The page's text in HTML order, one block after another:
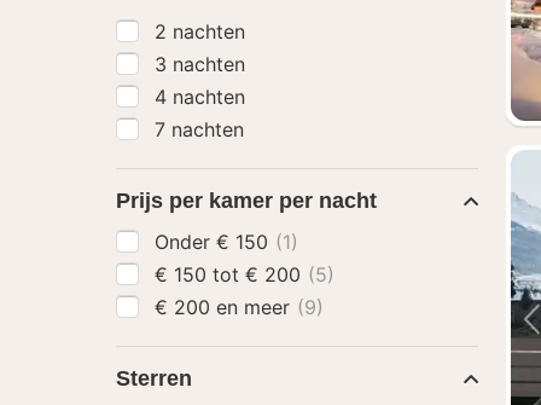
2 nachten
3 nachten
4 nachten
7 nachten
Prijs per kamer per nacht
Onder € 150 (1)
€ 150 tot € 200 (5)
€ 200 en meer (9)
Sterren